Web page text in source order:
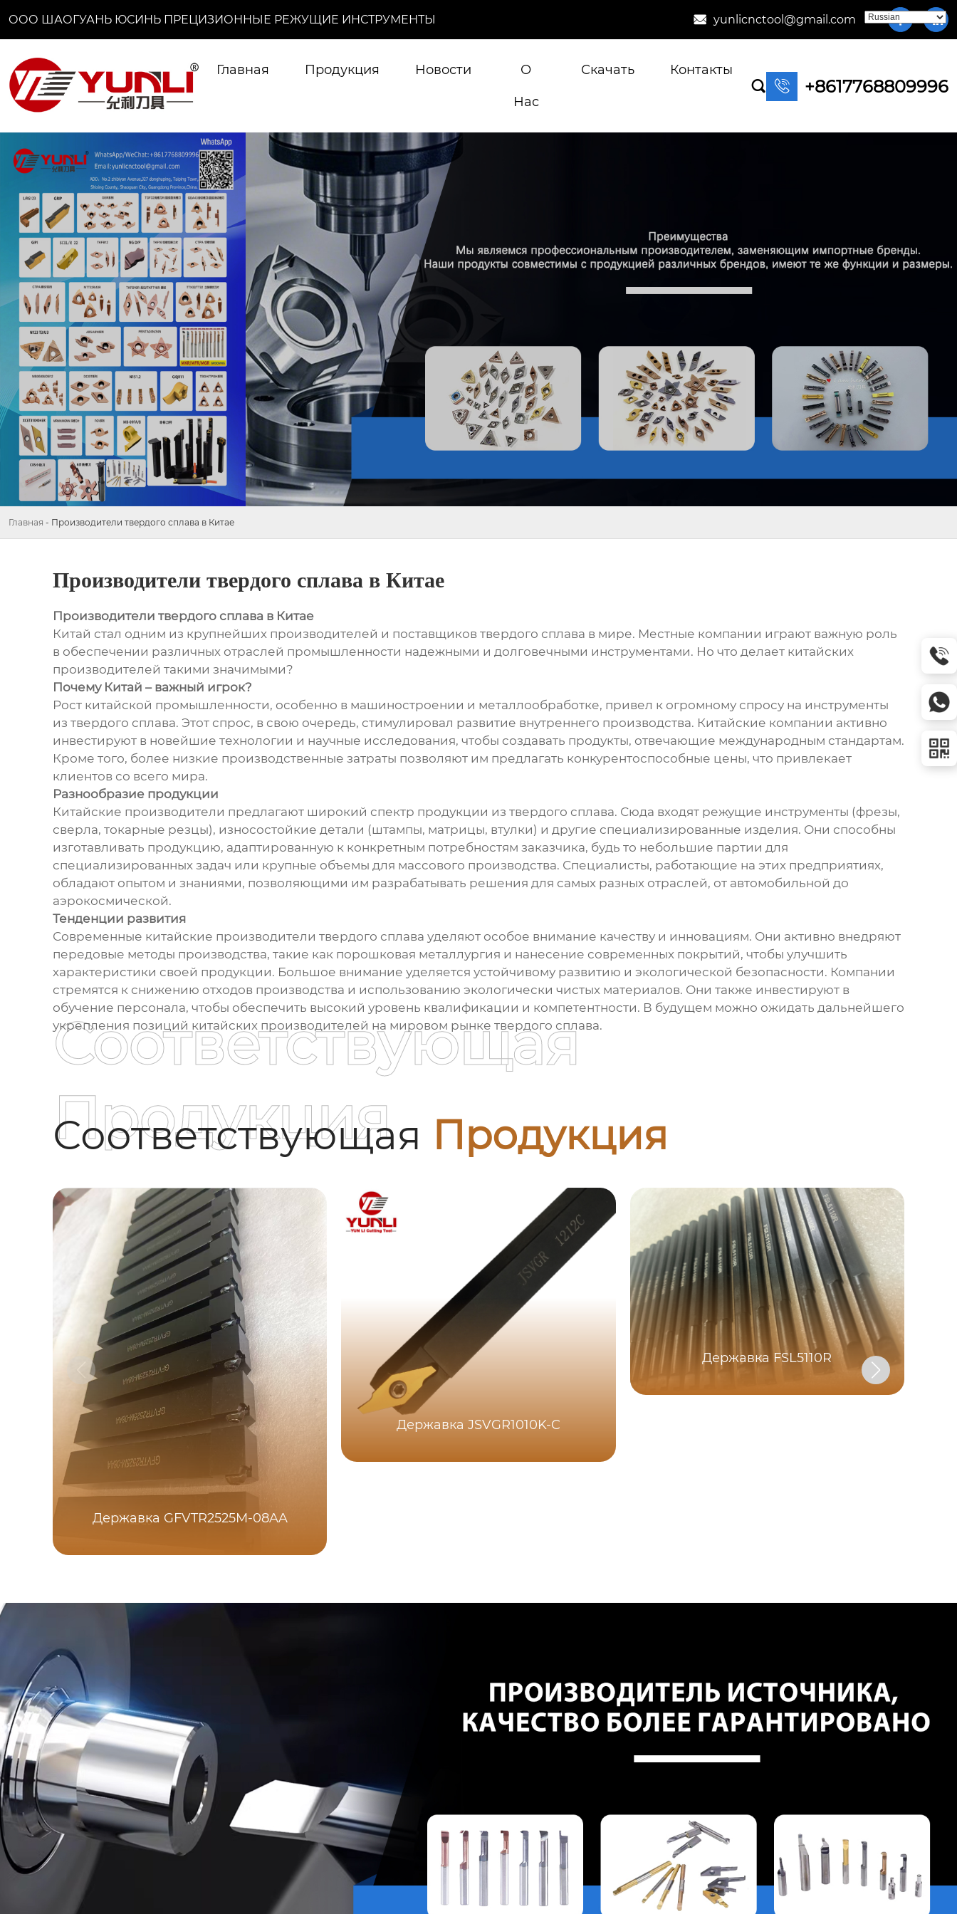
ООО ШАОГУАНЬ ЮСИНЬ ПРЕЦИЗИОННЫЕ РЕЖУЩИЕ ИНСТРУМЕНТЫ  yunlicnctool@gmail.com  
Главная Продукция Новости О
Нас
Скачать
Контакты
  +8617768809996
Главная - Производители твердого сплава в Китае
Производители твердого сплава в Китае
Производители твердого сплава в Китае
Китай стал одним из крупнейших производителей и поставщиков твердого сплава в мире. Местные компании играют важную роль
в обеспечении различных отраслей промышленности надежными и долговечными инструментами. Но что делает китайских
производителей такими значимыми?
Почему Китай – важный игрок?
Рост китайской промышленности, особенно в машиностроении и металлообработке, привел к огромному спросу на инструменты
из твердого сплава. Этот спрос, в свою очередь, стимулировал развитие внутреннего производства. Китайские компании активно
инвестируют в новейшие технологии и научные исследования, чтобы создавать продукты, отвечающие международным стандартам.
Кроме того, более низкие производственные затраты позволяют им предлагать конкурентоспособные цены, что привлекает
клиентов со всего мира.
Разнообразие продукции
Китайские производители предлагают широкий спектр продукции из твердого сплава. Сюда входят режущие инструменты (фрезы,
сверла, токарные резцы), износостойкие детали (штампы, матрицы, втулки) и другие специализированные изделия. Они способны
изготавливать продукцию, адаптированную к конкретным потребностям заказчика, будь то небольшие партии для
специализированных задач или крупные объемы для массового производства. Специалисты, работающие на этих предприятиях,
обладают опытом и знаниями, позволяющими им разрабатывать решения для самых разных отраслей, от автомобильной до
аэрокосмической.
Тенденции развития
Современные китайские производители твердого сплава уделяют особое внимание качеству и инновациям. Они активно внедряют
передовые методы производства, такие как порошковая металлургия и нанесение современных покрытий, чтобы улучшить
характеристики своей продукции. Большое внимание уделяется устойчивому развитию и экологической безопасности. Компании
стремятся к снижению отходов производства и использованию экологически чистых материалов. Они также инвестируют в
обучение персонала, чтобы обеспечить высокий уровень квалификации и компетентности. В будущем можно ожидать дальнейшего
укрепления позиций китайских производителей на мировом рынке твердого сплава.
Соответствующая Продукция
Соответствующая
Продукция
Державка GFVTR2525M-08AA
Державка JSVGR1010K-C
Державка FSL5110R